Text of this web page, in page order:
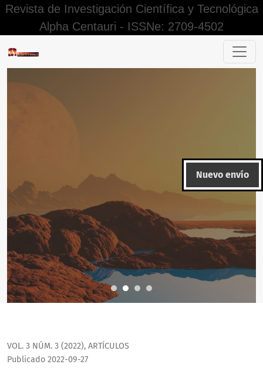
Revista de Investigación Científica y Tecnológica
Alpha Centauri - ISSNe: 2709-4502
La alimentación balanceada y su incidencia de
Nuevo envío
VOL. 3 NÚM. 3 (2022), ARTÍCULOS
Publicado 2022-09-27